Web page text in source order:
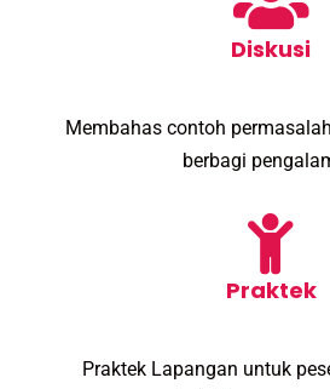
Diskusi
Membahas contoh
berbagi
Praktek
Praktek Lapangan untuk